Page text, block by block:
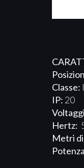
Classe:
IP: 20
Hertz:
Metri